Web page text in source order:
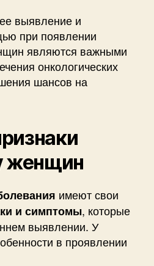
выявление и
при появлении
являются важными
онкологических
шансов на
женщин
имеют свои
и симптомы, которые
выявлении. У
в проявлении